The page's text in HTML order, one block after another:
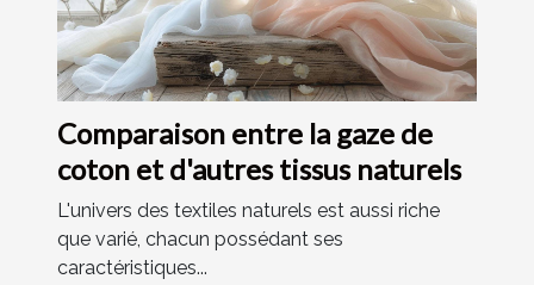
Comparaison entre la gaze de
coton et d'autres tissus naturels
L'univers des textiles naturels est aussi riche
que varié, chacun possédant ses
caractéristiques...